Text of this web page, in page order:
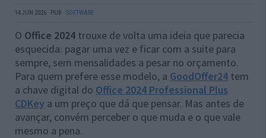
14 JUN 2026 · PUB · SOFTWARE
O Office 2024 trouxe de volta uma ideia que parecia
esquecida: pagar uma vez e ficar com a suite para
sempre, sem mensalidades a pesar no orçamento.
Para quem prefere esse modelo, a GoodOffer24 tem
a chave digital do Office 2024 Professional Plus
CDKey a um preço que dá que pensar. Mas antes de
avançar, convém perceber o que muda e o que vale
mesmo a pena.